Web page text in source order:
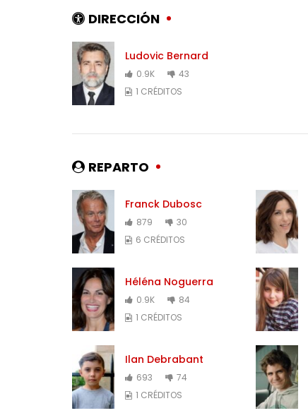
DIRECCIÓN
Ludovic Bernard
0.9K
43
1 CRÉDITOS
REPARTO
Franck Dubosc
879
30
6 CRÉDITOS
Héléna Noguerra
0.9K
84
1 CRÉDITOS
Ilan Debrabant
693
74
1 CRÉDITOS